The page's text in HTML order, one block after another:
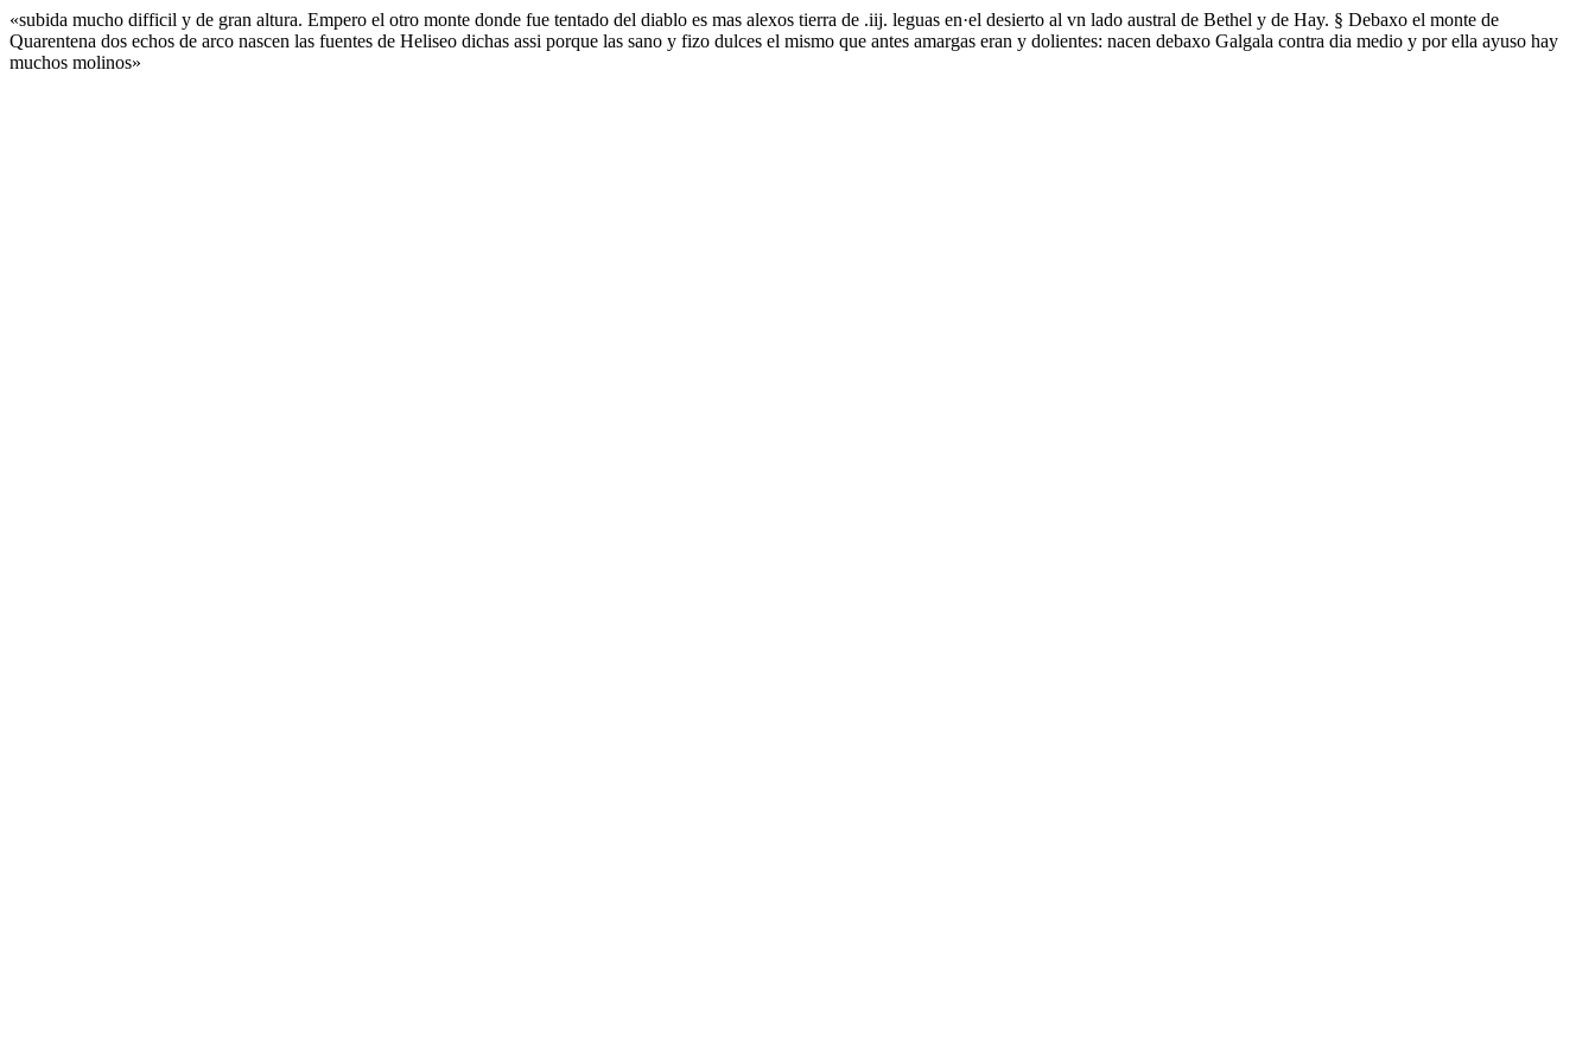
«subida mucho difficil y de gran altura. Empero el otro monte donde fue tentado del diablo es mas alexos tierra de .iij. leguas en·el desierto al vn lado austral de Bethel y de Hay. § Debaxo el monte de
Quarentena dos echos de arco nascen las fuentes de Heliseo dichas assi porque las sano y fizo dulces el mismo que antes amargas eran y dolientes: nacen debaxo Galgala contra dia medio y por ella ayuso hay
muchos molinos»